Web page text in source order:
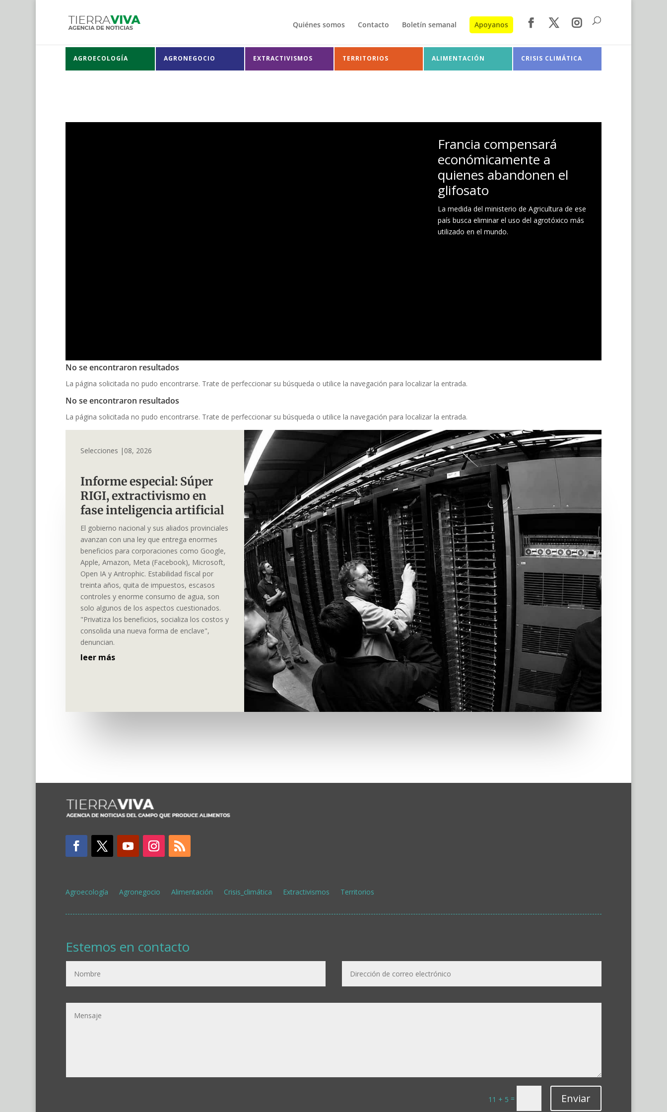
Quiénes somos Contacto Boletín semanal Apoyanos
AGROECOLOGÍA AGRONEGOCIO EXTRACTIVISMOS TERRITORIOS ALIMENTACIÓN CRISIS CLIMÁTICA
Francia compensará
económicamente a
quienes abandonen el
glifosato
La medida del ministerio de Agricultura de ese
país busca eliminar el uso del agrotóxico más
utilizado en el mundo.
No se encontraron resultados
La página solicitada no pudo encontrarse. Trate de perfeccionar su búsqueda o utilice la navegación para localizar la entrada.
No se encontraron resultados
La página solicitada no pudo encontrarse. Trate de perfeccionar su búsqueda o utilice la navegación para localizar la entrada.
Selecciones |08, 2026
Informe especial: Súper
RIGI, extractivismo en
fase inteligencia artificial
El gobierno nacional y sus aliados provinciales
avanzan con una ley que entrega enormes
beneficios para corporaciones como Google,
Apple, Amazon, Meta (Facebook), Microsoft,
Open IA y Antrophic. Estabilidad fiscal por
treinta años, quita de impuestos, escasos
controles y enorme consumo de agua, son
solo algunos de los aspectos cuestionados.
"Privatiza los beneficios, socializa los costos y
consolida una nueva forma de enclave",
denuncian.
leer más
Agroecología Agronegocio Alimentación Crisis_climática Extractivismos Territorios
Estemos en contacto
11 + 5 = Enviar